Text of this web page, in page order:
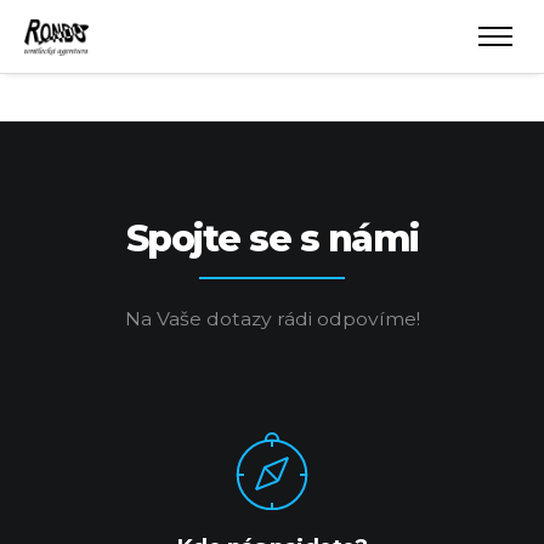
Spojte se s námi
Na Vaše dotazy rádi odpovíme!